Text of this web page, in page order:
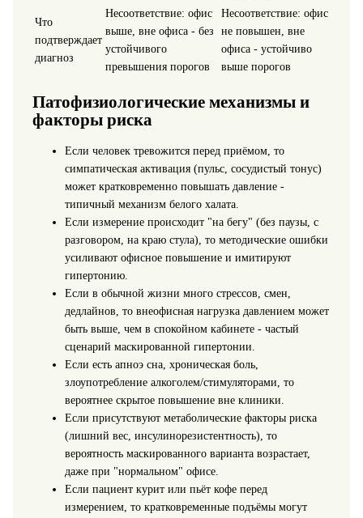
Что
подтверждает
диагноз
Несоответствие: офис
выше, вне офиса - без
устойчивого
превышения порогов
Несоответствие: офис
не повышен, вне
офиса - устойчиво
выше порогов
Патофизиологические механизмы и
факторы риска
Если человек тревожится перед приёмом, то
симпатическая активация (пульс, сосудистый тонус)
может кратковременно повышать давление -
типичный механизм белого халата.
Если измерение происходит "на бегу" (без паузы, с
разговором, на краю стула), то методические ошибки
усиливают офисное повышение и имитируют
гипертонию.
Если в обычной жизни много стрессов, смен,
дедлайнов, то внеофисная нагрузка давлением может
быть выше, чем в спокойном кабинете - частый
сценарий маскированной гипертонии.
Если есть апноэ сна, хроническая боль,
злоупотребление алкоголем/стимуляторами, то
вероятнее скрытое повышение вне клиники.
Если присутствуют метаболические факторы риска
(лишний вес, инсулинорезистентность), то
вероятность маскированного варианта возрастает,
даже при "нормальном" офисе.
Если пациент курит или пьёт кофе перед
измерением, то кратковременные подъёмы могут